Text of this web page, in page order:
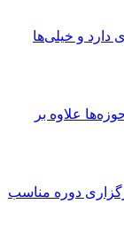
دارد و خیلی‌ها
علاوه بر
دوره مناسب